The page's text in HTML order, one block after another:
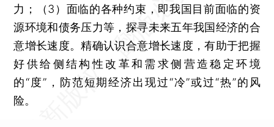
力；（3）面临的各种约束，即我国目前面临的资
源环境和债务压力等，探寻未来五年我国经济的合
意增长速度。精确认识合意增长速度，有助于把握
好供给侧结构性改革和需求侧营造稳定环境
的“度”，防范短期经济出现过“冷”或过“热”的风
险。